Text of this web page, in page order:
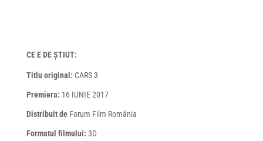
CE E DE ȘTIUT:
Titlu original: CARS 3
Premiera: 16 IUNIE 2017
Distribuit deForum Film România
Formatul filmului: 3D